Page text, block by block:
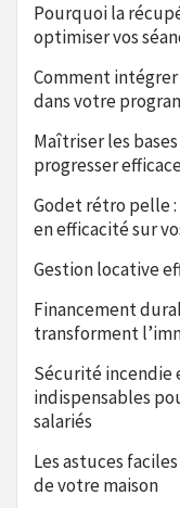
Pourquoi la
optimiser vos
Comment
dans votre
Maîtriser les
progresser
Godet rétro pelle
en efficacité sur
Gestion locative
Financement
transforment
Sécurité incendie
indispensables
salariés
Les astuces
de votre maison